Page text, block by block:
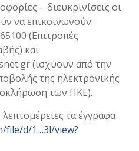
– διευκρινίσεις οι
να επικοινωνούν:
(Επιτροπές
και
(ισχύουν από την
της ηλεκτρονικής
των ΠΚΕ).
τα έγγραφα
file/d/1…3l/view?